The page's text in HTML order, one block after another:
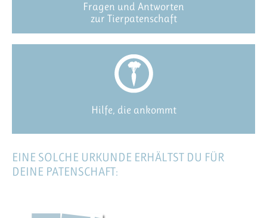
Fragen und Antworten
zur Tierpatenschaft
Hilfe, die ankommt
EINE SOLCHE URKUNDE ERHÄLTST DU FÜR
DEINE PATENSCHAFT: